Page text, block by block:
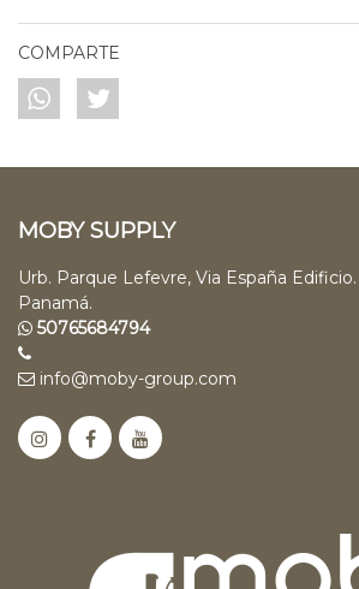
COMPARTE
MOBY SUPPLY
Urb. Parque Lefevre, Via España Edificio.
Panamá.
50765684794
info@moby-group.com